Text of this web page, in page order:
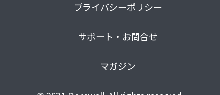
プライバシーポリシー
サポート・お問合せ
マガジン